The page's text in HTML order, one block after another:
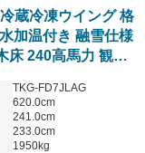
蔵冷凍ウイング 格
加温付き 融雪仕様
床 240高馬力 観音
ー アルミホイール
TKG-FD7JLAG
620.0cm
241.0cm
233.0cm
1950kg